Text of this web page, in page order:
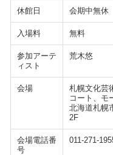
休館日 会期中無休
入場料 無料
参加アーテ
ィスト
荒木悠
会場
札幌文化芸
コート、モ
北海道札幌
2F
会場電話番
号
011-271-